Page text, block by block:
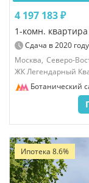
4 197 183 ₽
1-комн.
Сдача в2020 году
Москва, Северо-
ЖК Легендарный
Ботанический
Ипотека 8.6%